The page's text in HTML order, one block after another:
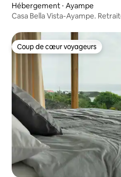
Hébergement ⋅ Ayampe
Casa Bella Vista-Ayampe.
Coup de cœur voyageurs
Coup de cœur voyageurs